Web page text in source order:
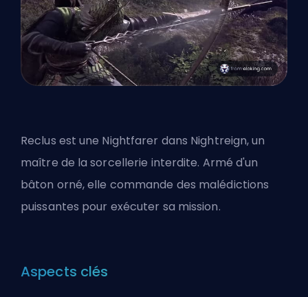
Reclus est une Nightfarer dans Nightreign, un
maître de la sorcellerie interdite. Armé d'un
bâton orné, elle commande des malédictions
puissantes pour exécuter sa mission.
Aspects clés